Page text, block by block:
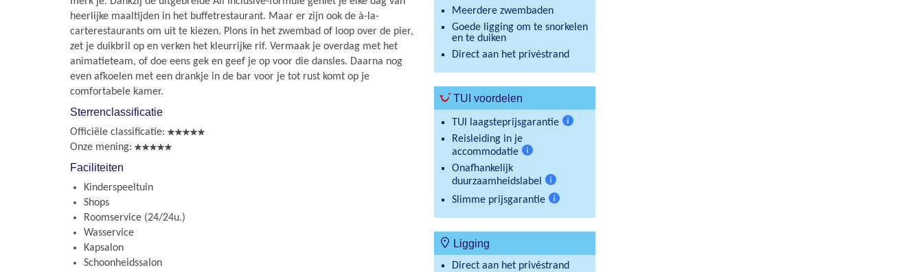
heerlijke maaltijden in het buffetrestaurant. Maar er zijn ook de à-la-
carterestaurants om uit te kiezen. Plons in het zwembad of loop over de pier,
zet je duikbril op en verken het kleurrijke rif. Vermaak je overdag met het
animatieteam, of doe eens gek en geef je op voor die dansles. Daarna nog
even afkoelen met een drankje in de bar voor je tot rust komt op je
comfortabele kamer.
Sterrenclassificatie
Officiële classificatie:
Onze mening:
Faciliteiten
Kinderspeeltuin
Shops
Roomservice (24/24u.)
Wasservice
Kapsalon
Schoonheidssalon
Meerdere zwembaden
Goede ligging om te snorkelen
en te duiken
Direct aan het privéstrand
TUI voordelen
TUI laagsteprijsgarantie
Reisleiding in je
accommodatie
informatie
Onafhankelijk
duurzaamheidslabel
Meer
informatie
Slimme prijsgarantie
Ligging
Direct aan het privéstrand